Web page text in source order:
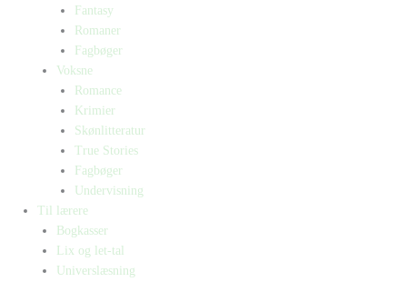
Fantasy
Romaner
Fagbøger
Voksne
Romance
Krimier
Skønlitteratur
True Stories
Fagbøger
Undervisning
Til lærere
Bogkasser
Lix og let-tal
Universlæsning